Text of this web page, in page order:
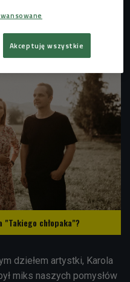
"Takiego chłopaka"?
dziełem artystki, Karola
miks naszych pomysłów
Akceptuję wszystkie